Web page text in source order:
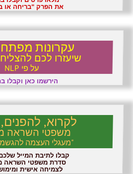
את הפרק "בריחה או
עקרונות מפתח
שיעזרו לכם
על פי NLP
הירשמו כאן וקבלו
לקרוא,
משפטי השראה
"מעגלי העצמה
קבלו לתיבת המייל
סדרת משפטי השראה
לצמיחה אישית